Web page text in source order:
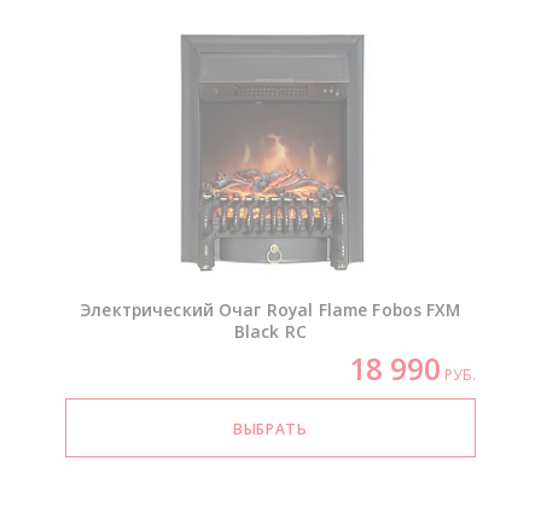
Электрический Очаг Royal Flame Fobos FXM
Black RC
18 990 РУБ.